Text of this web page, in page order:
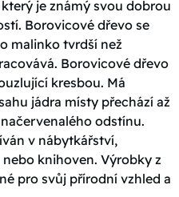
je známý svou dobrou
Borovicové dřevo se
malinko tvrdší než
Borovicové dřevo
kresbou. Má
jádra místy přechází až
odstínu.
v nábytkářství,
knihoven. Výrobky z
pro svůj přírodní vzhled a